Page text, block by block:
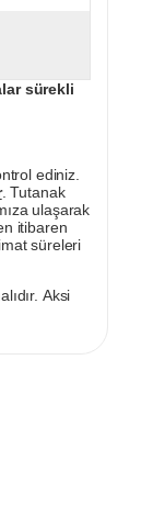
sürekli
ediniz.
. Tutanak
ulaşarak
itibaren
süreleri
Aksi